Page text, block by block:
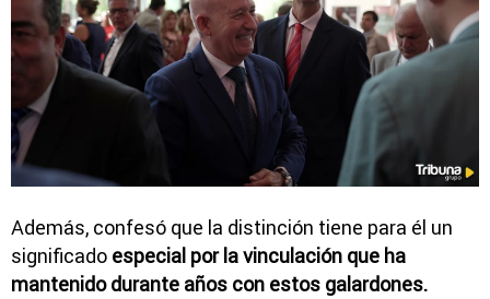
Además, confesó que la distinción tiene para él un
significado especial por la vinculación que ha
mantenido durante años con estos galardones.